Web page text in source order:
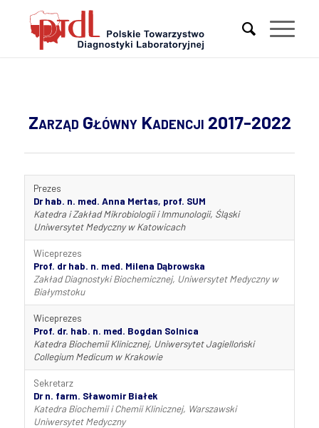
Zarząd Główny Kadencji 2017-2022
Prezes
Dr hab. n. med. Anna Mertas, prof. SUM
Katedra i Zakład Mikrobiologii i Immunologii, Śląski
Uniwersytet Medyczny w Katowicach
Wiceprezes
Prof. dr hab. n. med. Milena Dąbrowska
Zakład Diagnostyki Biochemicznej, Uniwersytet Medyczny w
Białymstoku
Wiceprezes
Prof. dr. hab. n. med. Bogdan Solnica
Katedra Biochemii Klinicznej, Uniwersytet Jagielloński
Collegium Medicum w Krakowie
Sekretarz
Dr n. farm. Sławomir Białek
Katedra Biochemii i Chemii Klinicznej, Warszawski
Uniwersytet Medyczny